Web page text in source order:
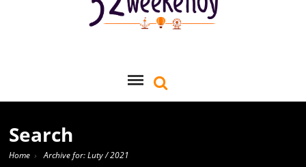
Search
Home Archive for: Luty / 2021